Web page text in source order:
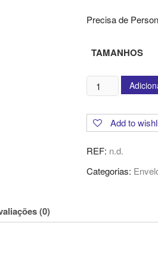
Precisa de
TAMANHOS
Quantidade
de
Metalizados
-
Prata
Add to
REF: n.d.
Categorias:
(0)